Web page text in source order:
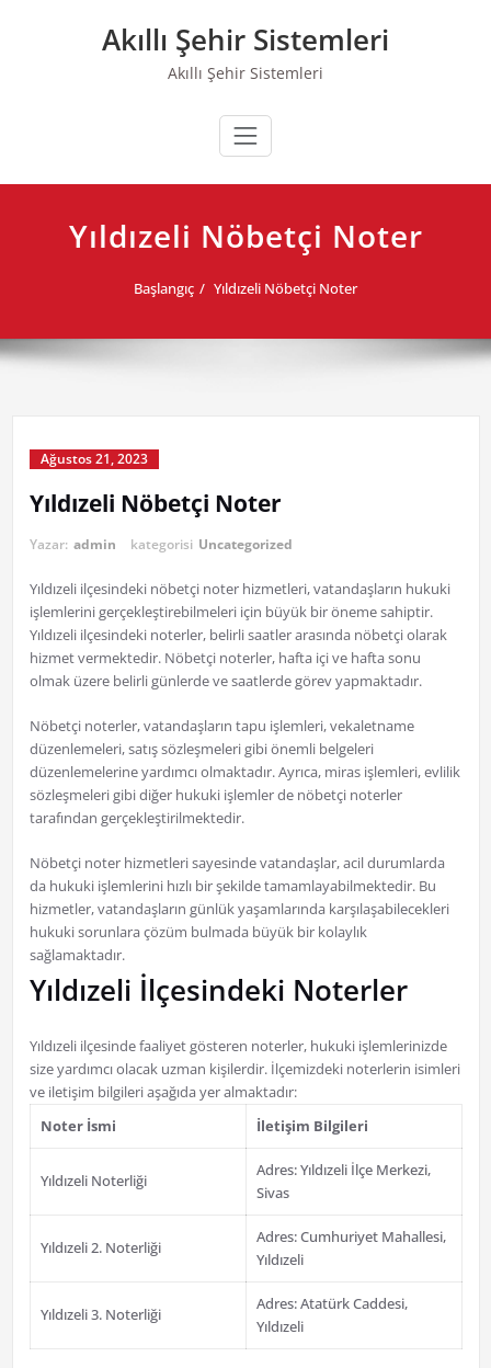
Akıllı Şehir Sistemleri
Akıllı Şehir Sistemleri
Yıldızeli Nöbetçi Noter
Başlangıç Yıldızeli Nöbetçi Noter
Ağustos 21, 2023
Yıldızeli Nöbetçi Noter
Yazar: admin kategorisi Uncategorized
Yıldızeli ilçesindeki nöbetçi noter hizmetleri, vatandaşların hukuki
işlemlerini gerçekleştirebilmeleri için büyük bir öneme sahiptir.
Yıldızeli ilçesindeki noterler, belirli saatler arasında nöbetçi olarak
hizmet vermektedir. Nöbetçi noterler, hafta içi ve hafta sonu
olmak üzere belirli günlerde ve saatlerde görev yapmaktadır.
Nöbetçi noterler, vatandaşların tapu işlemleri, vekaletname
düzenlemeleri, satış sözleşmeleri gibi önemli belgeleri
düzenlemelerine yardımcı olmaktadır. Ayrıca, miras işlemleri, evlilik
sözleşmeleri gibi diğer hukuki işlemler de nöbetçi noterler
tarafından gerçekleştirilmektedir.
Nöbetçi noter hizmetleri sayesinde vatandaşlar, acil durumlarda
da hukuki işlemlerini hızlı bir şekilde tamamlayabilmektedir. Bu
hizmetler, vatandaşların günlük yaşamlarında karşılaşabilecekleri
hukuki sorunlara çözüm bulmada büyük bir kolaylık
sağlamaktadır.
Yıldızeli İlçesindeki Noterler
Yıldızeli ilçesinde faaliyet gösteren noterler, hukuki işlemlerinizde
size yardımcı olacak uzman kişilerdir. İlçemizdeki noterlerin isimleri
ve iletişim bilgileri aşağıda yer almaktadır:
Noter İsmi
İletişim Bilgileri
Yıldızeli Noterliği
Adres: Yıldızeli İlçe Merkezi,
Sivas
Yıldızeli 2. Noterliği
Adres: Cumhuriyet Mahallesi,
Yıldızeli
Yıldızeli 3. Noterliği
Adres: Atatürk Caddesi,
Yıldızeli